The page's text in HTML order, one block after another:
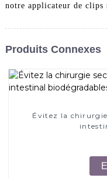
notre applicateur de clips
Produits Connexes
Évitez la